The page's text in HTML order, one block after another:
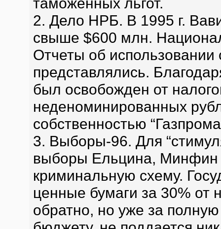
2. Дело НРБ. В 1995 г.
свыше $600 млн.
Отчеты об использовании
представлялись.
был освобожден от
неденоминированных
собственностью
3. Выборы-96. Для
выборы Ельцина, Минфин
криминальную схему.
ценные бумаги за 30% от
обратно, но уже за